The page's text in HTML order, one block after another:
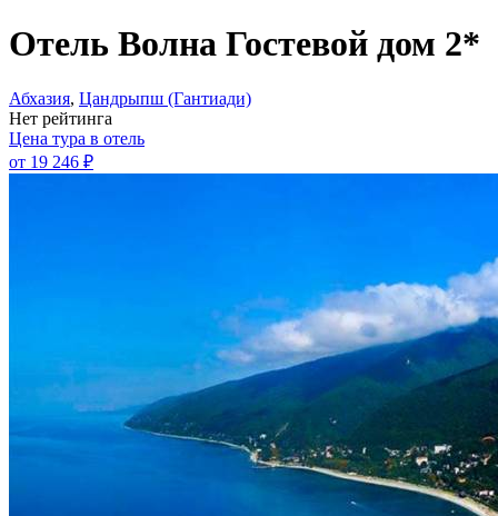
Отель Волна Гостевой дом 2*
Абхазия, Цандрыпш (Гантиади)
Нет рейтинга
Цена тура в отель
от 19 246 ₽